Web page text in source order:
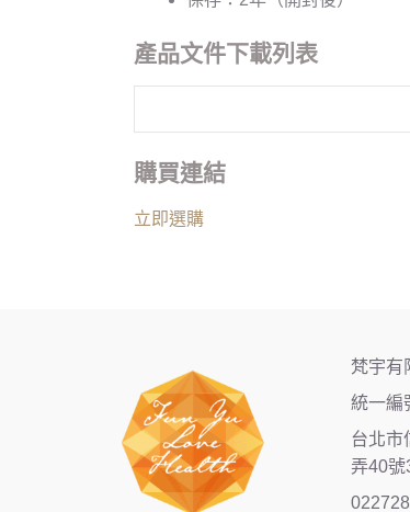
產品文件下載列表
購買連結
立即選購
梵宇有
統一編
台北市
弄40號